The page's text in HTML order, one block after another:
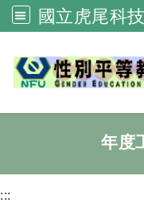
國立虎尾科
年度
:::